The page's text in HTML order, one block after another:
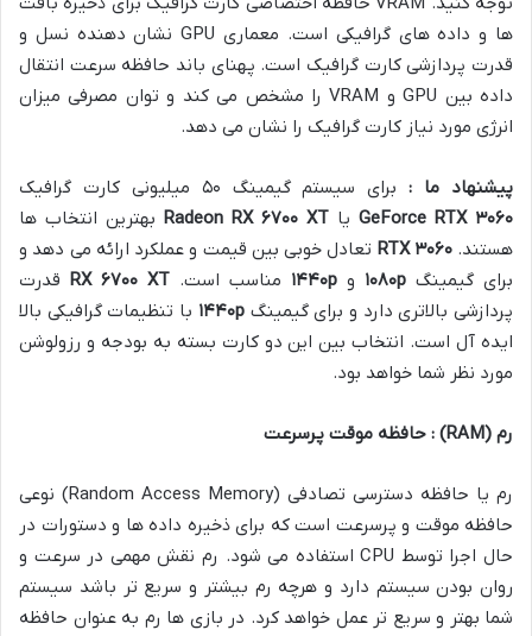
ها و داده های گرافیکی است. معماری GPU نشان دهنده نسل و
قدرت پردازشی کارت گرافیک است. پهنای باند حافظه سرعت انتقال
داده بین GPU و VRAM را مشخص می کند و توان مصرفی میزان
انرژی مورد نیاز کارت گرافیک را نشان می دهد.
پیشنهاد ما : برای سیستم گیمینگ ۵۰ میلیونی کارت گرافیک
GeForce RTX ۳۰۶۰ یا Radeon RX ۶۷۰۰ XT
بهترین انتخاب ها
هستند.
RTX ۳۰۶۰
تعادل خوبی بین قیمت و عملکرد ارائه می دهد و
برای گیمینگ
۱۰۸۰p و ۱۴۴۰p مناسب است. RX ۶۷۰۰ XT
قدرت
پردازشی بالاتری دارد و برای گیمینگ ۱۴۴۰p
با تنظیمات گرافیکی بالا
ایده آل است. انتخاب بین این دو کارت بسته به بودجه و رزولوشن
مورد نظر شما خواهد بود.
رم (RAM) : حافظه موقت پرسرعت
رم یا حافظه دسترسی تصادفی (Random Access Memory) نوعی
حافظه موقت و پرسرعت است که برای ذخیره داده ها و دستورات در
حال اجرا توسط CPU استفاده می شود. رم نقش مهمی در سرعت و
روان بودن سیستم دارد و هرچه رم بیشتر و سریع تر باشد سیستم
شما بهتر و سریع تر عمل خواهد کرد. در بازی ها رم به عنوان حافظه